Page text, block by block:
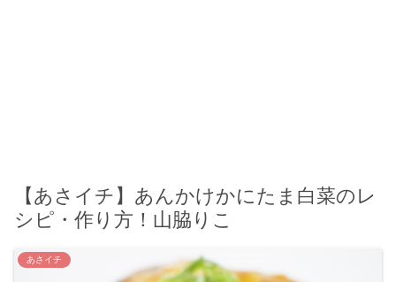
【あさイチ】あんかけかにたま白菜のレ
シピ・作り方！山脇りこ
あさイチ